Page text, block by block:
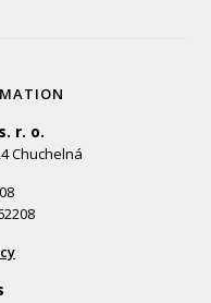
r. o.
Chuchelná